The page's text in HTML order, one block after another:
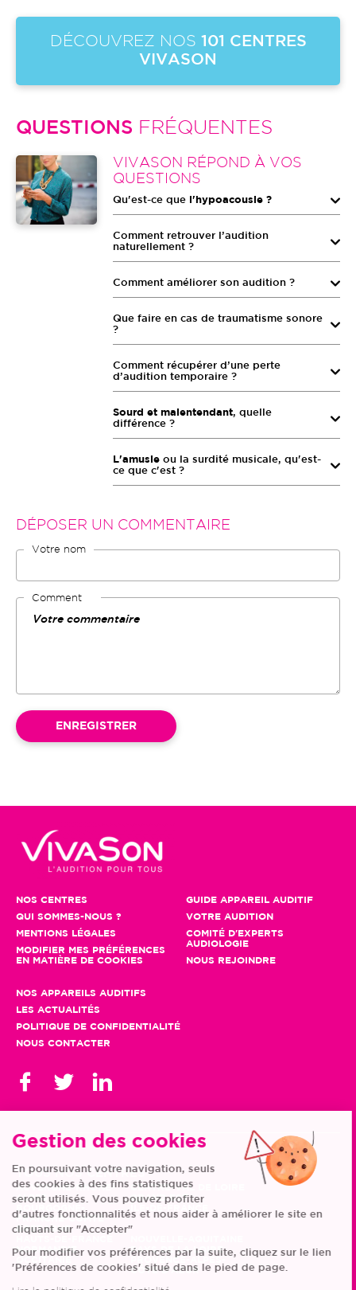
Gestion des cookies
En poursuivant votre navigation, seuls
des cookies à des fins statistiques
seront utilisés. Vous pouvez profiter
d'autres fonctionnalités et nous aider à améliorer le site en
cliquant sur "Accepter"
Pour modifier vos préférences par la suite, cliquez sur le lien
'Préférences de cookies' situé dans le pied de page.
DÉCOUVREZ NOS 101 CENTRES
VIVASON
QUESTIONS FRÉQUENTES
Image
VIVASON RÉPOND À VOS
QUESTIONS
Qu'est-ce que l'hypoacousie ?
Comment retrouver l’audition
naturellement ?
Comment améliorer son audition ?
Que faire en cas de traumatisme sonore
?
Comment récupérer d’une perte
d’audition temporaire ?
Sourd et malentendant, quelle
différence ?
L'amusie ou la surdité musicale, qu'est-
ce que c'est ?
DÉPOSER UN COMMENTAIRE
Votre nom
Comment
NOS CENTRES
QUI SOMMES-NOUS ?
MENTIONS LÉGALES
MODIFIER MES PRÉFÉRENCES
EN MATIÈRE DE COOKIES
GUIDE APPAREIL AUDITIF
VOTRE AUDITION
COMITÉ D'EXPERTS
AUDIOLOGIE
NOUS REJOINDRE
NOS APPAREILS AUDITIFS
LES ACTUALITÉS
POLITIQUE DE CONFIDENTIALITÉ
NOUS CONTACTER
TOUS NOS CENTRES
AUVERGNE-RHÔNE-
ALPES
FRANCHE-COMTÉ
BRETAGNE
CENTRE-VAL DE LOIRE
GRAND EST
NORMANDIE
PAYS DE LA LOIRE
PROVENCE-ALPES-
CÔTE D'AZUR